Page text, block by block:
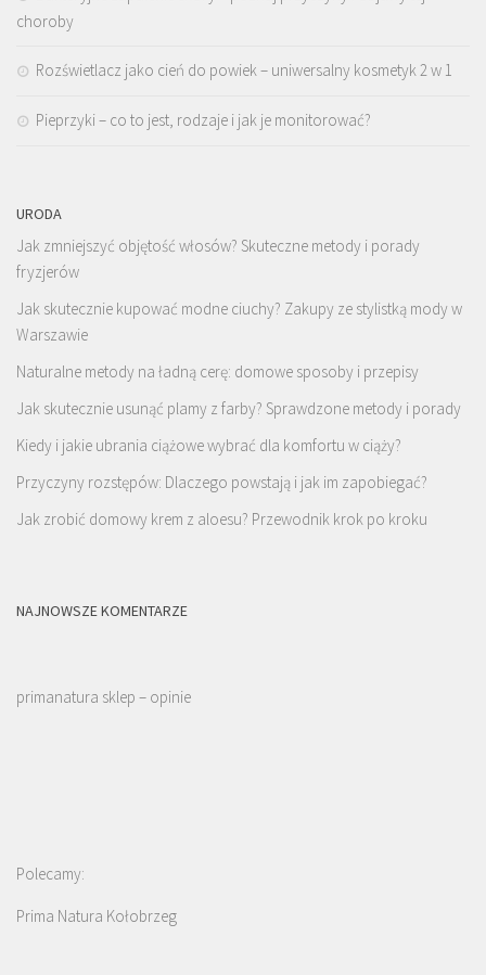
choroby
Rozświetlacz jako cień do powiek – uniwersalny kosmetyk 2 w 1
Pieprzyki – co to jest, rodzaje i jak je monitorować?
URODA
Jak zmniejszyć objętość włosów? Skuteczne metody i porady
fryzjerów
Jak skutecznie kupować modne ciuchy? Zakupy ze stylistką mody w
Warszawie
Naturalne metody na ładną cerę: domowe sposoby i przepisy
Jak skutecznie usunąć plamy z farby? Sprawdzone metody i porady
Kiedy i jakie ubrania ciążowe wybrać dla komfortu w ciąży?
Przyczyny rozstępów: Dlaczego powstają i jak im zapobiegać?
Jak zrobić domowy krem z aloesu? Przewodnik krok po kroku
NAJNOWSZE KOMENTARZE
primanatura sklep – opinie
Polecamy:
Prima Natura Kołobrzeg